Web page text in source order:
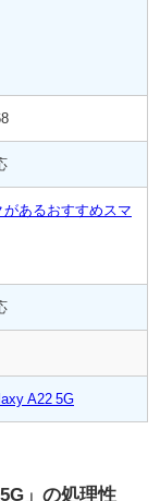
あるおすすめスマ
A22 5G
」の処理性